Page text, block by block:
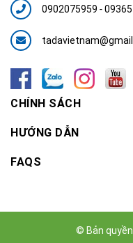
0902075959 -
CHÍNH SÁCH
HƯỚNG DẪN
FAQS
© Bản